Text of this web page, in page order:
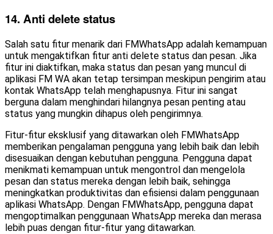
14. Anti delete status
Salah satu fitur menarik dari FMWhatsApp adalah kemampuan
untuk mengaktifkan fitur anti delete status dan pesan. Jika
fitur ini diaktifkan, maka status dan pesan yang muncul di
aplikasi FM WA akan tetap tersimpan meskipun pengirim atau
kontak WhatsApp telah menghapusnya. Fitur ini sangat
berguna dalam menghindari hilangnya pesan penting atau
status yang mungkin dihapus oleh pengirimnya.
Fitur-fitur eksklusif yang ditawarkan oleh FMWhatsApp
memberikan pengalaman pengguna yang lebih baik dan lebih
disesuaikan dengan kebutuhan pengguna. Pengguna dapat
menikmati kemampuan untuk mengontrol dan mengelola
pesan dan status mereka dengan lebih baik, sehingga
meningkatkan produktivitas dan efisiensi dalam penggunaan
aplikasi WhatsApp. Dengan FMWhatsApp, pengguna dapat
mengoptimalkan penggunaan WhatsApp mereka dan merasa
lebih puas dengan fitur-fitur yang ditawarkan.